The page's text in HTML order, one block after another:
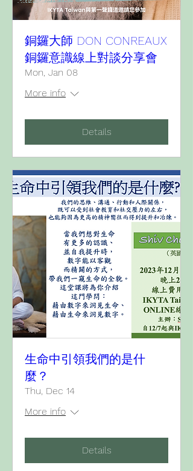
銅鑼大師 DON CONREAUX
銅鑼意識線上對談分享會
Mon, Jan 08
More info
Details
生命中引領我們的是什
麼？
Thu, Dec 14
More info
Details